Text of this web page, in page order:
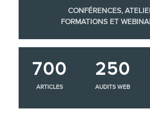
CONFÉRENCES,
FORMATIONS ET
700
ARTICLES
250
AUDITS WEB